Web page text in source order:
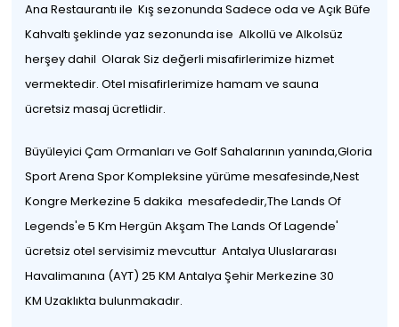
Ana Restaurantı ile Kış sezonunda Sadece oda ve Açık Büfe
Kahvaltı şeklinde yaz sezonunda ise Alkollü ve Alkolsüz
herşey dahil Olarak Siz değerli misafirlerimize hizmet
vermektedir. Otel misafirlerimize hamam ve sauna
ücretsiz masaj ücretlidir.
Büyüleyici Çam Ormanları ve Golf Sahalarının yanında,Gloria
Sport Arena Spor Kompleksine yürüme mesafesinde,Nest
Kongre Merkezine 5 dakika mesafededir,The Lands Of
Legends'e 5 Km Hergün Akşam The Lands Of Lagende'
ücretsiz otel servisimiz mevcuttur Antalya Uluslararası
Havalimanına (AYT) 25 KM Antalya Şehir Merkezine 30
KM Uzaklıkta bulunmakadır.